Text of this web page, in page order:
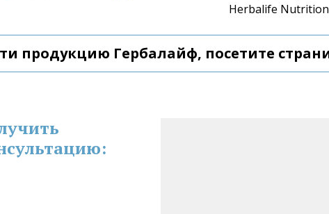
Herbalife
продукцию Гербалайф, посетите